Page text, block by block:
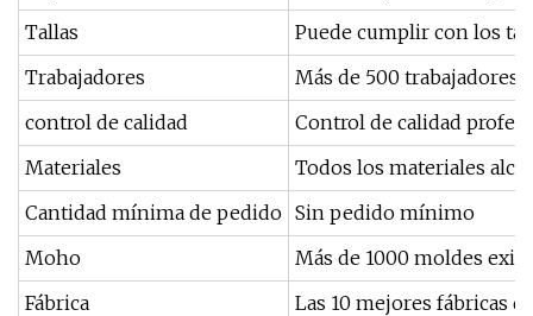
Tallas
Puede cumplir con los
Trabajadores
Más de 500 trabajadores
control de calidad
Control de calidad
Materiales
Todos los materiales
Cantidad mínima de pedido Sin pedido mínimo
Moho
Más de 1000 moldes
Fábrica
Las 10 mejores fábricas